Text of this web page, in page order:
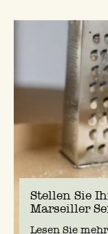
Stellen Sie
Marseiller
Lesen Sie